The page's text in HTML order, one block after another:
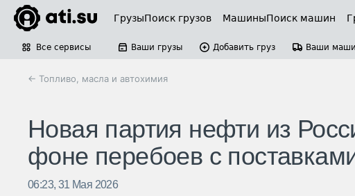
ГрузыПоиск грузов МашиныПоиск машин
Все сервисы Ваши грузы Добавить груз Ваши
← Топливо, масла и автохимия
Новая партия нефти из
фоне перебоев с
06:23, 31 Мая 2026